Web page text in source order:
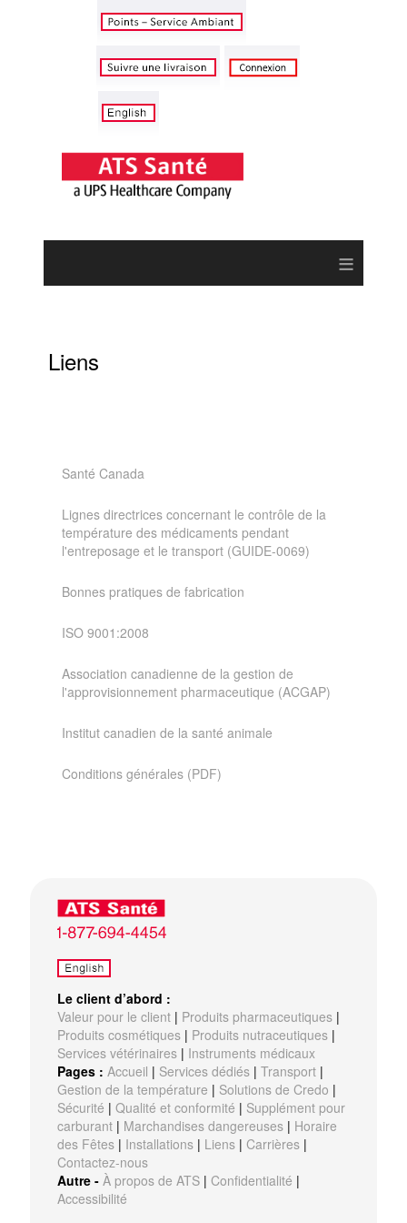
≡
Liens
Santé Canada
Lignes directrices concernant le contrôle de la
température des médicaments pendant
l'entreposage et le transport (GUIDE-0069)
Bonnes pratiques de fabrication
ISO 9001:2008
Association canadienne de la gestion de
l'approvisionnement pharmaceutique (ACGAP)
Institut canadien de la santé animale
Conditions générales (PDF)
Le client d’abord :
Valeur pour le client | Produits pharmaceutiques |
Produits cosmétiques | Produits nutraceutiques |
Services vétérinaires | Instruments médicaux
Pages : Accueil | Services dédiés |Transport |
Gestion de la température | Solutions de Credo |
Sécurité |Qualité et conformité | Supplément pour
carburant | Marchandises dangereuses | Horaire
des Fêtes | Installations | Liens |Carrières |
Contactez-nous
Autre -À propos de ATS |Confidentialité |
Accessibilité